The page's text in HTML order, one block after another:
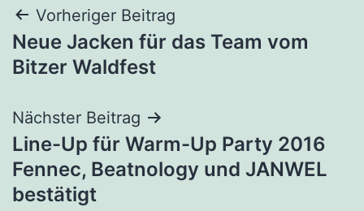
Beitragsnavigation
Vorheriger Beitrag
Neue Jacken für das Team vom
Bitzer Waldfest
Nächster Beitrag
Line-Up für Warm-Up Party 2016
Fennec, Beatnology und JANWEL
bestätigt